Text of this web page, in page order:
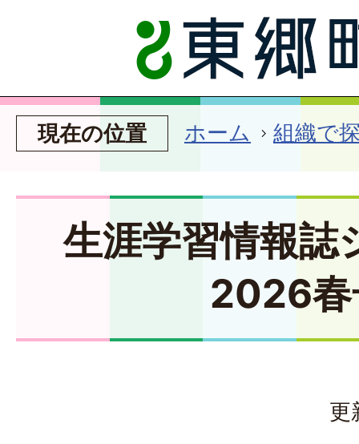
現在の位置 ホーム 組織で
生涯学習情報誌
2026春
更